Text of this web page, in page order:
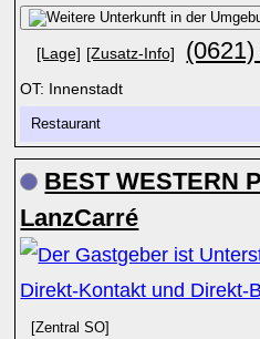
[Lage] [Zusatz-Info]
OT: Innenstadt
Restaurant
BEST WESTERN
LanzCarré
[Zentral SO]